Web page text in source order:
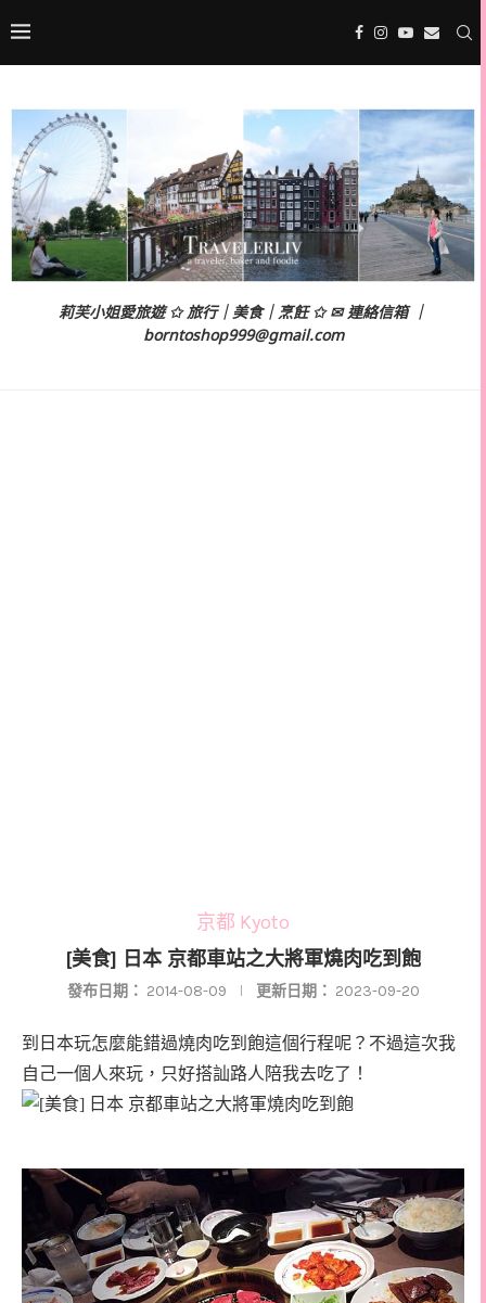
莉芙小姐愛旅遊 ✩ 旅行｜美食｜烹飪 ✩ ✉ 連絡信箱 ｜
borntoshop999@gmail.com
京都 Kyoto
[美食] 日本 京都車站之大將軍燒肉吃到飽
發布日期： 2014-08-09 更新日期： 2023-09-20
到日本玩怎麼能錯過燒肉吃到飽這個行程呢？不過這次我
自己一個人來玩，只好搭訕路人陪我去吃了！